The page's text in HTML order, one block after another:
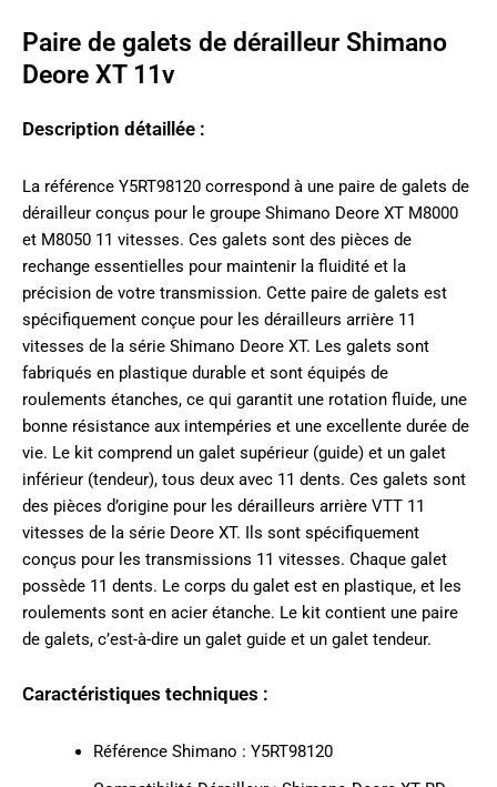
Paire de galets de dérailleur Shimano
Deore XT 11v
Description détaillée :
La référence Y5RT98120 correspond à une paire de galets de
dérailleur conçus pour le groupe Shimano Deore XT M8000
et M8050 11 vitesses. Ces galets sont des pièces de
rechange essentielles pour maintenir la fluidité et la
précision de votre transmission. Cette paire de galets est
spécifiquement conçue pour les dérailleurs arrière 11
vitesses de la série Shimano Deore XT. Les galets sont
fabriqués en plastique durable et sont équipés de
roulements étanches, ce qui garantit une rotation fluide, une
bonne résistance aux intempéries et une excellente durée de
vie. Le kit comprend un galet supérieur (guide) et un galet
inférieur (tendeur), tous deux avec 11 dents. Ces galets sont
des pièces d’origine pour les dérailleurs arrière VTT 11
vitesses de la série Deore XT. Ils sont spécifiquement
conçus pour les transmissions 11 vitesses. Chaque galet
possède 11 dents. Le corps du galet est en plastique, et les
roulements sont en acier étanche. Le kit contient une paire
de galets, c’est-à-dire un galet guide et un galet tendeur.
Caractéristiques techniques :
Référence Shimano : Y5RT98120